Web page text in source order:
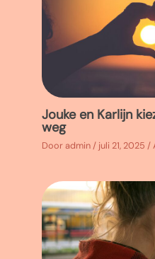
Jouke en Karlijn
weg
Dooradmin / juli 21, 2025 /